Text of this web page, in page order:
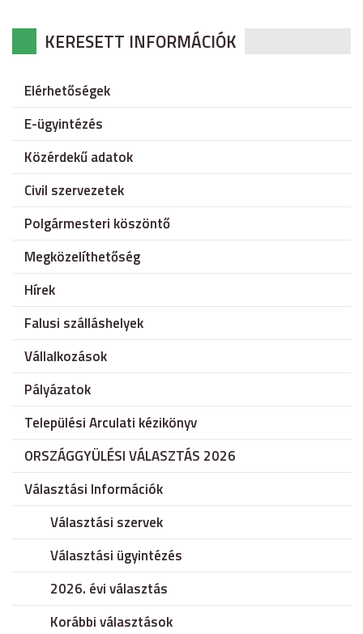
KERESETT INFORMÁCIÓK
Elérhetőségek
E-ügyintézés
Közérdekű adatok
Civil szervezetek
Polgármesteri köszöntő
Megközelíthetőség
Hírek
Falusi szálláshelyek
Vállalkozások
Pályázatok
Települési Arculati kézikönyv
ORSZÁGGYÜLÉSI VÁLASZTÁS 2026
Választási Információk
Választási szervek
Választási ügyintézés
2026. évi választás
Korábbi választások